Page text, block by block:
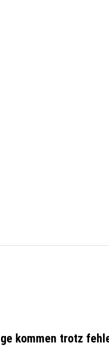
kommen trotz